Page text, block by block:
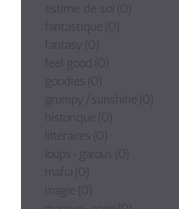
estime de soi (0)
fantastique (0)
fantasy (0)
feel good (0)
goodies (0)
grumpy/sunshine (0)
historique (0)
littéraires (0)
loups-garous (0)
mafia (0)
magie (0)